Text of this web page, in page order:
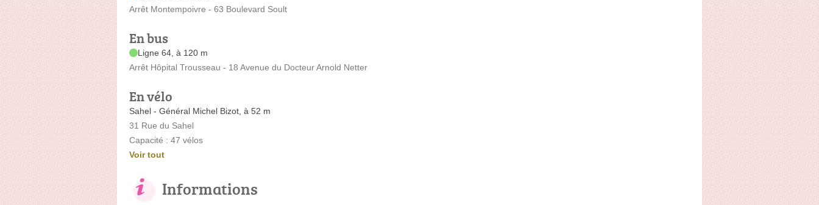
Arrêt Montempoivre - 63 Boulevard Soult
En bus
Ligne 64, à 120 m
Arrêt Hôpital Trousseau - 18 Avenue du Docteur Arnold Netter
En vélo
Sahel - Général Michel Bizot, à 52 m
31 Rue du Sahel
Capacité : 47 vélos
Voir tout
Informations